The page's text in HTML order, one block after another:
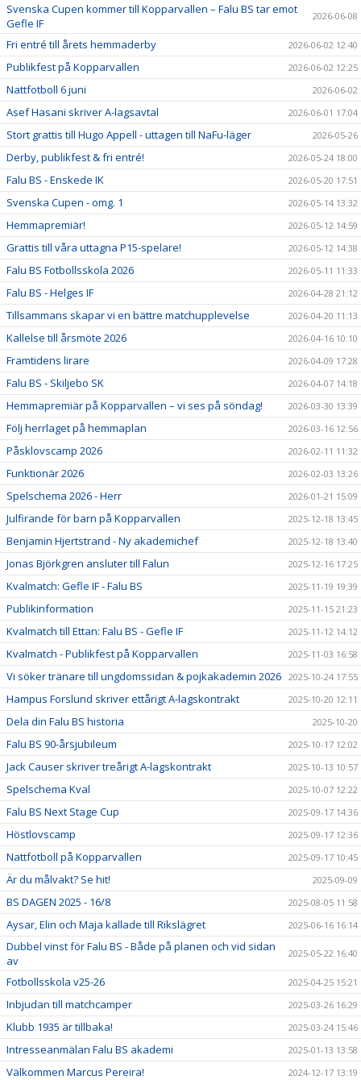
Svenska Cupen kommer till Kopparvallen – Falu BS tar emot
Gefle IF
2026-06-08
Fri entré till årets hemmaderby 2026-06-02 12:40
Publikfest på Kopparvallen 2026-06-02 12:25
Nattfotboll 6 juni 2026-06-02
Asef Hasani skriver A-lagsavtal 2026-06-01 17:04
Stort grattis till Hugo Appell - uttagen till NaFu-läger 2026-05-26
Derby, publikfest & fri entré! 2026-05-24 18:00
Falu BS - Enskede IK 2026-05-20 17:51
Svenska Cupen - omg. 1 2026-05-14 13:32
Hemmapremiär! 2026-05-12 14:59
Grattis till våra uttagna P15-spelare! 2026-05-12 14:38
Falu BS Fotbollsskola 2026 2026-05-11 11:33
Falu BS - Helges IF 2026-04-28 21:12
Tillsammans skapar vi en bättre matchupplevelse 2026-04-20 11:13
Kallelse till årsmöte 2026 2026-04-16 10:10
Framtidens lirare 2026-04-09 17:28
Falu BS - Skiljebo SK 2026-04-07 14:18
Hemmapremiär på Kopparvallen – vi ses på söndag! 2026-03-30 13:39
Följ herrlaget på hemmaplan 2026-03-16 12:56
Påsklovscamp 2026 2026-02-11 11:32
Funktionär 2026 2026-02-03 13:26
Spelschema 2026 - Herr 2026-01-21 15:09
Julfirande för barn på Kopparvallen 2025-12-18 13:45
Benjamin Hjertstrand - Ny akademichef 2025-12-18 13:40
Jonas Björkgren ansluter till Falun 2025-12-16 17:25
Kvalmatch: Gefle IF - Falu BS 2025-11-19 19:39
Publikinformation 2025-11-15 21:23
Kvalmatch till Ettan: Falu BS - Gefle IF 2025-11-12 14:12
Kvalmatch - Publikfest på Kopparvallen 2025-11-03 16:58
Vi söker tränare till ungdomssidan & pojkakademin 2026 2025-10-24 17:55
Hampus Forslund skriver ettårigt A-lagskontrakt 2025-10-20 12:11
Dela din Falu BS historia 2025-10-20
Falu BS 90-årsjubileum 2025-10-17 12:02
Jack Causer skriver treårigt A-lagskontrakt 2025-10-13 10:57
Spelschema Kval 2025-10-07 12:22
Falu BS Next Stage Cup 2025-09-17 14:36
Höstlovscamp 2025-09-17 12:36
Nattfotboll på Kopparvallen 2025-09-17 10:45
Är du målvakt? Se hit! 2025-09-09
BS DAGEN 2025 - 16/8 2025-08-05 11:58
Aysar, Elin och Maja kallade till Rikslägret 2025-06-16 16:14
Dubbel vinst för Falu BS - Både på planen och vid sidan
av
2025-05-22 16:40
Fotbollsskola v25-26 2025-04-25 15:21
Inbjudan till matchcamper 2025-03-26 16:29
Klubb 1935 är tillbaka! 2025-03-24 15:46
Intresseanmälan Falu BS akademi 2025-01-13 13:58
Välkommen Marcus Pereira! 2024-12-17 13:19